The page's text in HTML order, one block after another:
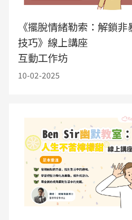
《擺脫情緒勒索：解鎖
技巧》線上講座
互動工作坊
10-02-2025